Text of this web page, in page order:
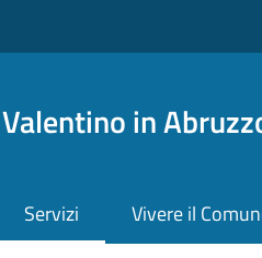
in
Servizi Vivere il